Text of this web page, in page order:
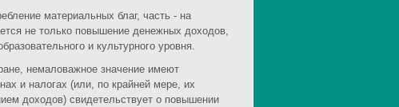
материальных благ, часть - на
не только повышение денежных доходов,
и культурного уровня.
немаловажное значение имеют
и налогах (или, по крайней мере, их
доходов) свидетельствует о повышении